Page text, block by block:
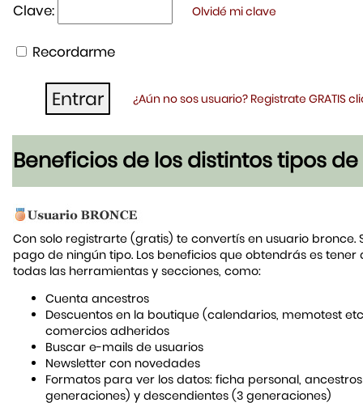
Clave: Olvidé mi clave
Recordarme
¿Aún no sos usuario? Registrate GRATIS
Beneficios de los distintos tipos de
Con solo registrarte (gratis) te convertís en usuario bronce.
pago de ningún tipo. Los beneficios que obtendrás es tener
todas las herramientas y secciones, como:
Cuenta ancestros
Descuentos en la boutique (calendarios, memotest
comercios adheridos
Buscar e-mails de usuarios
Newsletter con novedades
Formatos para ver los datos: ficha personal,
generaciones) y descendientes (3 generaciones)